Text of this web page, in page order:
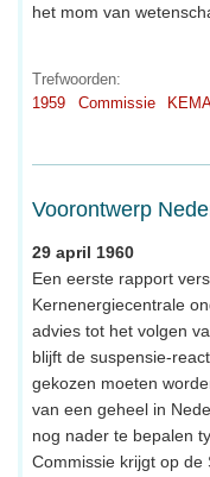
het mom van
Trefwoorden:
1959
Commissie
Voorontwerp
29 april 1960
Een eerste rapport
Kernenergiecentrale
advies tot het volgen
blijft de suspensie-
gekozen moeten
van een geheel in
nog nader te bepalen
Commissie krijgt op de